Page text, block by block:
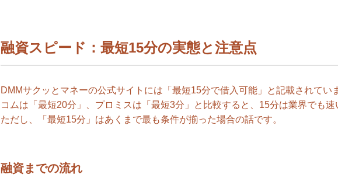
融資スピード：最短15分の実態と注意点
DMMサクッとマネーの公式サイトには「最短15分で借入可能」と記載されてい
コムは「最短20分」、プロミスは「最短3分」と比較すると、15分は業界でも速
ただし、「最短15分」はあくまで最も条件が揃った場合の話です。
融資までの流れ